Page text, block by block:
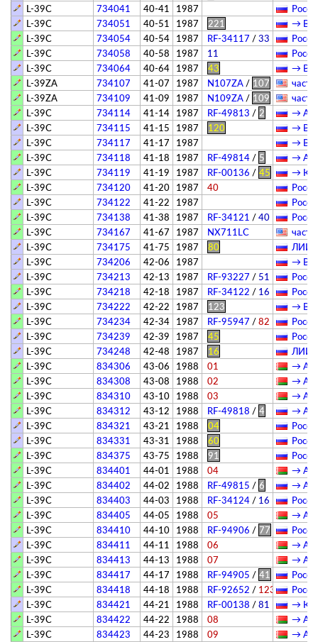
L-39C
734041 40-41 1987
L-39C
734051 40-51 1987 221
→
L-39C
734054 40-54 1987 RF-34117 /33
L-39C
734058 40-58 1987 11
L-39C
734064 40-64 1987 43
→
L-39ZA
734107 41-07 1987 N107ZA / 107
L-39ZA
734109 41-09 1987 N109ZA / 109
L-39C
734114 41-14 1987 RF-49813 / 2
→
L-39C
734115 41-15 1987 120
→
L-39C
734117 41-17 1987
→
L-39C
734118 41-18 1987 RF-49814 / 5
→
L-39C
734119 41-19 1987 RF-00136 / 45
→
L-39C
734120 41-20 1987 40
L-39C
734122 41-22 1987
L-39C
734138 41-38 1987 RF-34121 /40
L-39C
734167 41-67 1987 NX711LC
L-39C
734175 41-75 1987 80
ЛИИ
L-39C
734206 42-06 1987
→
L-39C
734213 42-13 1987 RF-93227 / 51
L-39C
734218 42-18 1987 RF-34122 / 16
L-39C
734222 42-22 1987 123
→
L-39C
734234 42-34 1987 RF-95947 /82
L-39C
734239 42-39 1987 45
L-39C
734248 42-48 1987 16
ЛИИ
L-39C
834306 43-06 1988 01
→
L-39C
834308 43-08 1988 02
→
L-39C
834310 43-10 1988 03
→
L-39C
834312 43-12 1988 RF-49818 / 4
→
L-39C
834321 43-21 1988 04
L-39C
834331 43-31 1988 60
L-39C
834375 43-75 1988 91
L-39C
834401 44-01 1988 04
→
L-39C
834402 44-02 1988 RF-49815 / 6
→
L-39C
834403 44-03 1988 RF-34124 / 16
L-39C
834405 44-05 1988 05
→
L-39C
834410 44-10 1988 RF-94906 / 77
L-39C
834411 44-11 1988 06
→
L-39C
834413 44-13 1988 07
→
L-39C
834417 44-17 1988 RF-94905 / 41
L-39C
834418 44-18 1988 RF-92652 / 123
L-39C
834421 44-21 1988 RF-00138 /81
→
L-39C
834422 44-22 1988 08
→
L-39C
834423 44-23 1988 09
→